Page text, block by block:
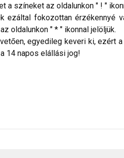
a színeket az oldalunkon " ! "
fokozottan érzékennyé
oldalunkon " * " ikonnal jelöljük.
egyedileg keveri ki,
14 napos elállási jog!